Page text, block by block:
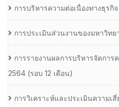
การบริหารความต่อเนื่องทางธุรกิจ
การประเมินส่วนงานของมหาวิท
การรายงานผลการบริหารจัดกา
2564 (รอบ 12 เดือน)
การวิเคราะห์และประเมินความเ